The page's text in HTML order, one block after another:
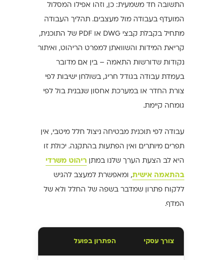
התשובה חד משמעית: כן, וזהו אפילו המסלול
המועדף בעבודה מול מעצבים. תהליך העבודה
מתחיל בקבלת קבצי DWG או PDF של התוכנית,
קריאת המידות והשוואתן למפרט הריהוט, ואיתור
נקודות שדורשות התאמה – בין אם מדובר
בעמדת עבודה בגודל חריג, בשולחן ישיבות לפי
צורת החדר או במערכת אחסון שנבנית בול לפי
גומחה קיימת.
עבודה לפי תוכנית מבטיחה ניצול חלל מיטבי, אין
תפרים מיותרים ואין הפתעות בהתקנה. יכולת זו
היא לב הצעת הערך שלנו במתן ריהוט משרדי
בהתאמה אישית, ומאפשרת למעצב להגיש
ללקוח פתרון שמדבר בשפה של החלל ולא של
המדף.
צורך עסקי הפתרון בפועל